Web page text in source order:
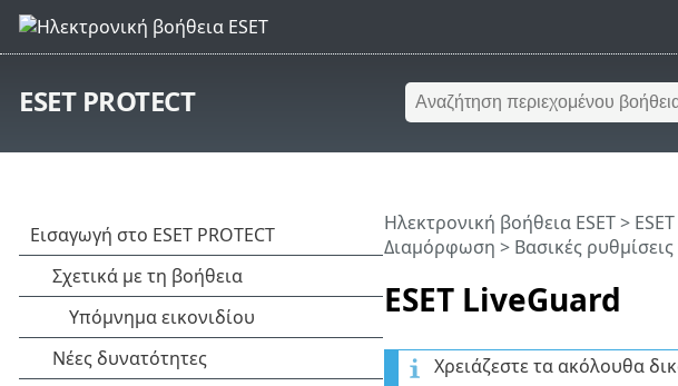
ESET PROTECT
ESET LiveGuard
Ηλεκτρονική βοήθεια ESET>
Διαμόρφωση > Βασικές ρυθμίσεις
Χρειάζεστε τα ακόλουθα